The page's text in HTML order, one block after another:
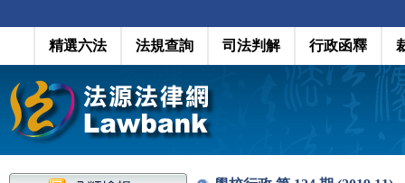
精選六法 法規查詢 司法判解 行政函釋